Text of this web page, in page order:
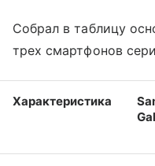
Собрал в таблицу
трех смартфонов
Характеристика